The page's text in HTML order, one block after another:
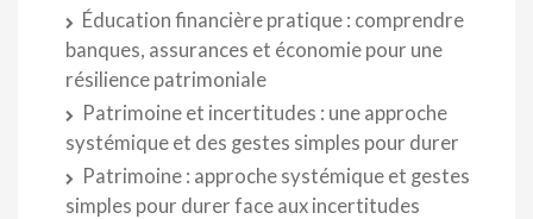
Éducation financière pratique : comprendre
banques, assurances et économie pour une
résilience patrimoniale
Patrimoine et incertitudes : une approche
systémique et des gestes simples pour durer
Patrimoine : approche systémique et gestes
simples pour durer face aux incertitudes